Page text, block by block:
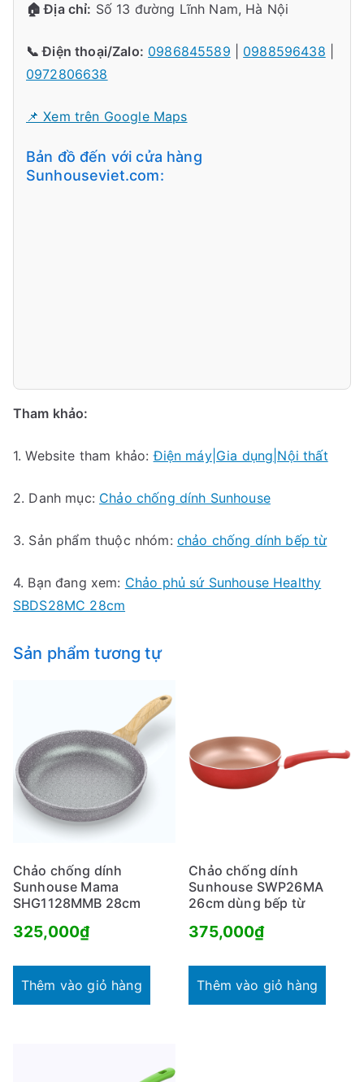
🏠 Địa chỉ: Số 13 đường Lĩnh Nam, Hà Nội
📞 Điện thoại/Zalo: 0986845589 0988596438
0972806638
📌 Xem trên Google Maps
Bản đồ đến với cửa hàng
Sunhouseviet.com:
Tham khảo:
1. Website tham khảo:Điện máy|Gia dụng|Nội thất
2. Danh mục: Chảo chống dính Sunhouse
3. Sản phẩm thuộc nhóm: chảo chống dính bếp từ
4. Bạn đang xem: Chảo phủ sứ Sunhouse Healthy
SBDS28MC 28cm
Sản phẩm tương tự
Chảo chống dính
Sunhouse Mama
SHG1128MMB 28cm
325,000₫
Thêm vào giỏ hàng
Chảo chống dính
Sunhouse SWP26MA
26cm dùng bếp từ
375,000₫
Thêm vào giỏ hàng